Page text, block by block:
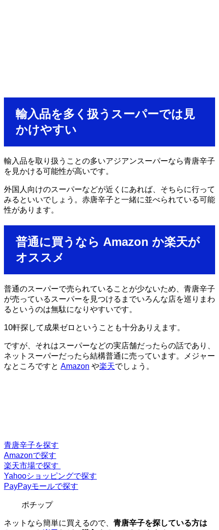
輸入品を多く扱うスーパーでは見
かけやすい
輸入品を取り扱うことの多いアジアンスーパーなら青唐辛子
を見かける可能性が高いです。
外国人向けのスーパーなどが近くにあれば、そちらに行って
みるといいでしょう。赤唐辛子と一緒に並べられている可能
性があります。
普通に買うなら Amazon か楽天が
オススメ
普通のスーパーで売られていることが少ないため、青唐辛子
が売っているスーパーを見つけるまでいろんな店を巡りまわ
るというのは無駄になりやすいです。
10軒探して成果ゼロということも十分ありえます。
ですが、それはスーパーなどの実店舗だったらの話であり、
ネットスーパーだったら結構普通に売っています。メジャー
なところですと Amazon や楽天でしょう。
青唐辛子を探す
Amazonで探す
楽天市場で探す
Yahooショッピングで探す
PayPayモールで探す
ポチップ
ネットなら簡単に買えるので、 青唐辛子を探している方は